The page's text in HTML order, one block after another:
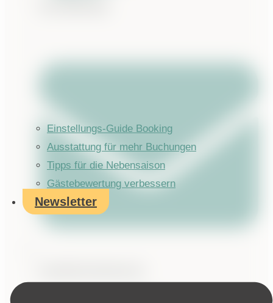
Einstellungs-Guide Booking
Ausstattung für mehr Buchungen
Tipps für die Nebensaison
Gästebewertung verbessern
Newsletter